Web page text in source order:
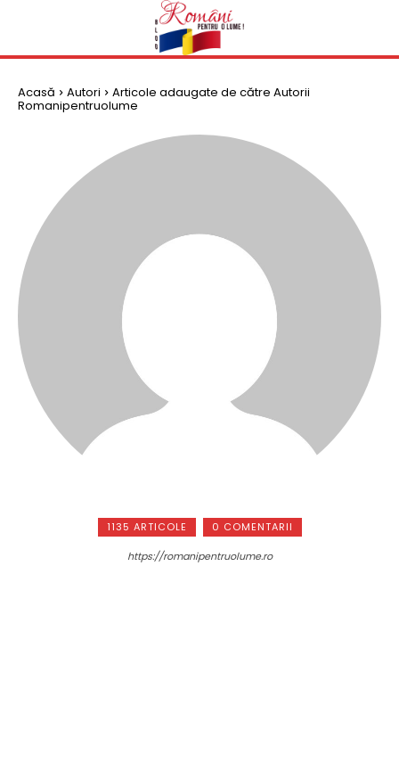
Acasă Autori Articole adaugate de către Autorii
Romanipentruolume
1135 ARTICOLE 0 COMENTARII
https://romanipentruolume.ro